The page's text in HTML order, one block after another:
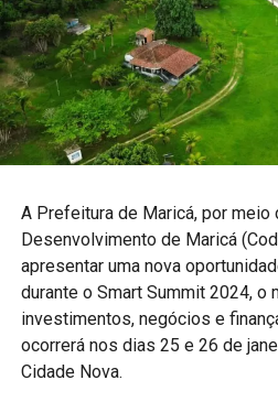
A Prefeitura de Maricá, por meio
Desenvolvimento de Maricá
apresentar uma nova
durante o Smart Summit 2024, o
investimentos, negócios e
ocorrerá nos dias 25 e 26 de
Cidade Nova.